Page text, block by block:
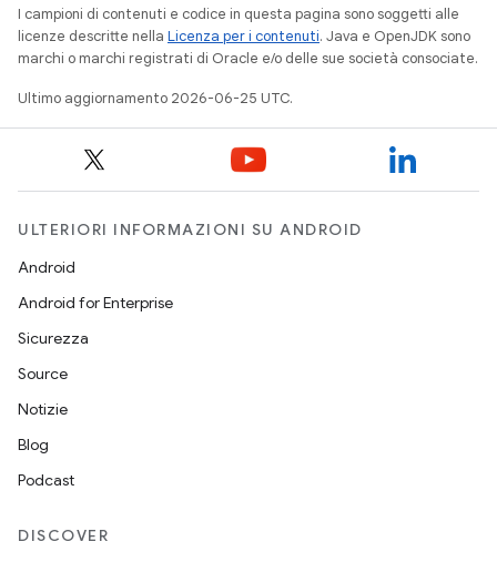
I campioni di contenuti e codice in questa pagina sono soggetti alle
licenze descritte nella Licenza per i contenuti. Java e OpenJDK sono
marchi o marchi registrati di Oracle e/o delle sue società consociate.
Ultimo aggiornamento 2026-06-25 UTC.
ULTERIORI INFORMAZIONI SU ANDROID
Android
Android for Enterprise
Sicurezza
Source
Notizie
Blog
Podcast
DISCOVER